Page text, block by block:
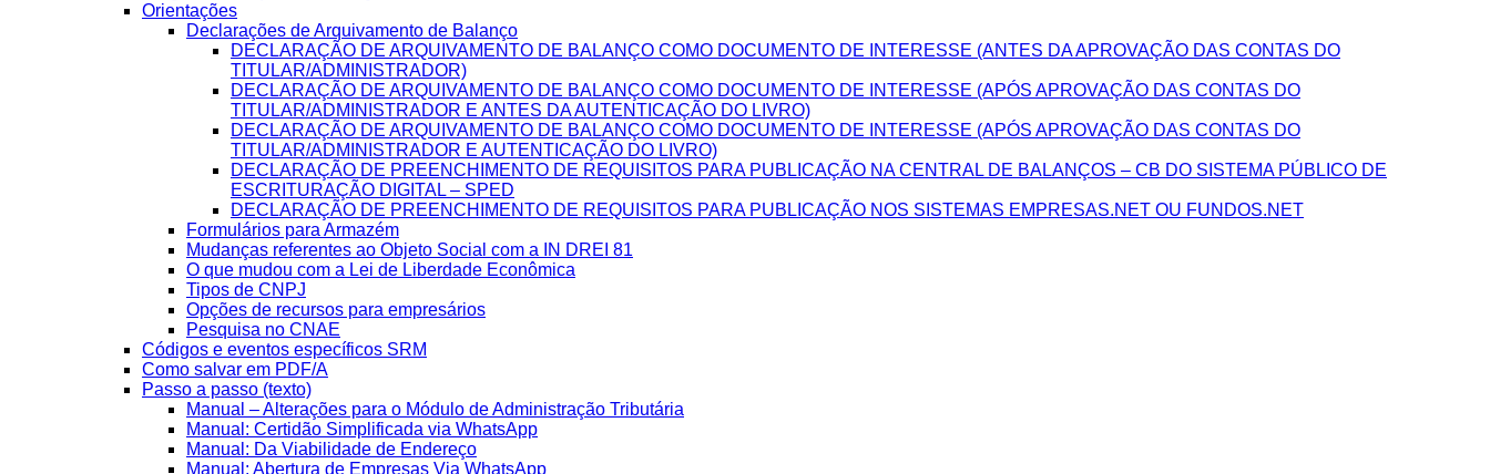
Orientações
Declarações de Arquivamento de Balanço
DECLARAÇÃO DE ARQUIVAMENTO DE BALANÇO COMO DOCUMENTO DE INTERESSE (ANTES DA APROVAÇÃO DAS CONTAS DO
TITULAR/ADMINISTRADOR)
DECLARAÇÃO DE ARQUIVAMENTO DE BALANÇO COMO DOCUMENTO DE INTERESSE (APÓS APROVAÇÃO DAS CONTAS DO
TITULAR/ADMINISTRADOR E ANTES DA AUTENTICAÇÃO DO LIVRO)
DECLARAÇÃO DE ARQUIVAMENTO DE BALANÇO COMO DOCUMENTO DE INTERESSE (APÓS APROVAÇÃO DAS CONTAS DO
TITULAR/ADMINISTRADOR E AUTENTICAÇÃO DO LIVRO)
DECLARAÇÃO DE PREENCHIMENTO DE REQUISITOS PARA PUBLICAÇÃO NA CENTRAL DE BALANÇOS – CB DO SISTEMA PÚBLICO DE
ESCRITURAÇÃO DIGITAL – SPED
DECLARAÇÃO DE PREENCHIMENTO DE REQUISITOS PARA PUBLICAÇÃO NOS SISTEMAS EMPRESAS.NET OU FUNDOS.NET
Formulários para Armazém
Mudanças referentes ao Objeto Social com a IN DREI 81
O que mudou com a Lei de Liberdade Econômica
Tipos de CNPJ
Opções de recursos para empresários
Pesquisa no CNAE
Códigos e eventos específicos SRM
Como salvar em PDF/A
Passo a passo (texto)
Manual – Alterações para o Módulo de Administração Tributária
Manual: Certidão Simplificada via WhatsApp
Manual: Da Viabilidade de Endereço
Manual: Abertura de Empresas Via WhatsApp